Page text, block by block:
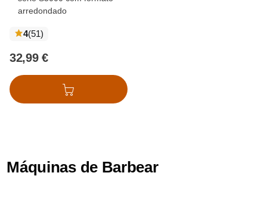
arredondado
4(51críticas
)
32,99 €
Adicionar ao cesto
Máquinas de Barbear